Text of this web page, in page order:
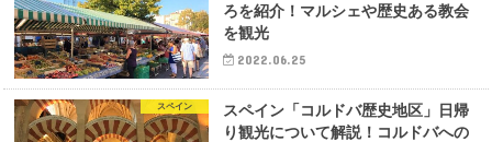
ろを紹介！マルシェや歴史ある教会
を観光
2022.06.25
スペイン
スペイン「コルドバ歴史地区」日帰
り観光について解説！コルドバへの